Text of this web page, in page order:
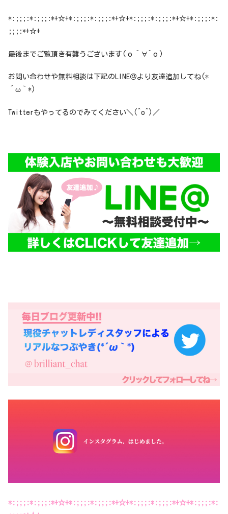
*:;;;:*:;;;:*+☆+*:;;;:*:;;;:*+☆+*:;;;:*:;;;:*+☆+*:;;;:*:
;;;:*+☆+
最後までご覧頂き有難うございます(о´∀`о)
お問い合わせや無料相談は下記のLINE＠より友達追加してね(*
´ω｀*)
Twitterもやってるのでみてください＼(^o^)／
*:;;;:*:;;;:*+☆+*:;;;:*:;;;:*+☆+*:;;;:*:;;;:*+☆+*:;;;:*: